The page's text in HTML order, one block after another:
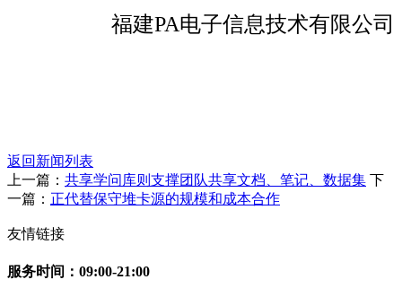
福建PA电子信息技术有限公司
返回新闻列表
上一篇： 共享学问库则支撑团队共享文档、笔记、数据集 下
一篇： 正代替保守堆卡源的规模和成本合作
友情链接
服务时间：09:00-21:00